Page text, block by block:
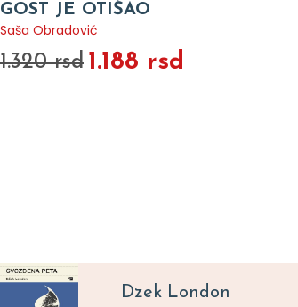
GOST JE OTIŠAO
Saša Obradović
1.320 rsd 1.188 rsd
Dzek London